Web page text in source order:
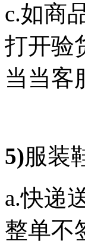
c.如商
打开验
当当客
5)服装
a.快递
整单不